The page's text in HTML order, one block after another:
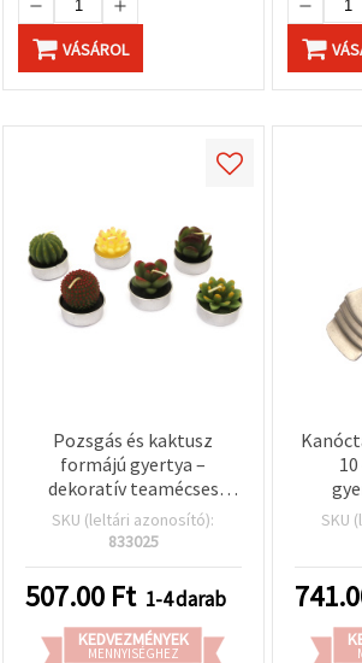
VÁSÁROL
Pozsgás és kaktusz
formájú gyertya –
dekoratív teamécses
otthoni dekorációhoz,
vegyes színek és formák,
SKU (leltári azonosító):
833025
507.00 Ft 1-4 darab
KEDVEZMÉNYEK
MENNYISÉGHEZ
SKU